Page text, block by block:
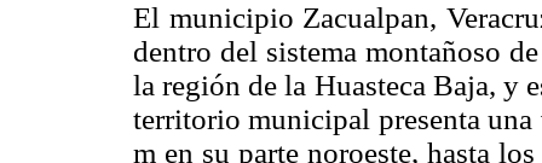
El municipio Zacualpan,
dentro del sistema montañoso
la región de la Huasteca Baja, y
territorio municipal presenta
m en su parte noroeste, hasta